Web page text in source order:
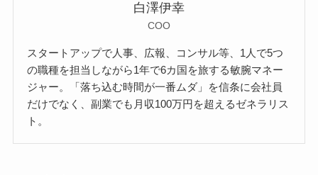
白澤伊幸
COO
スタートアップで人事、広報、コンサル等、1人で5つ
の職種を担当しながら1年で6カ国を旅する敏腕マネー
ジャー。「落ち込む時間が一番ムダ」を信条に会社員
だけでなく、副業でも月収100万円を超えるゼネラリス
ト。